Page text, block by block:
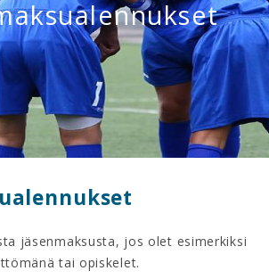
jäsenmaksusta, jos olet esimerkiksi
tai opiskelet.